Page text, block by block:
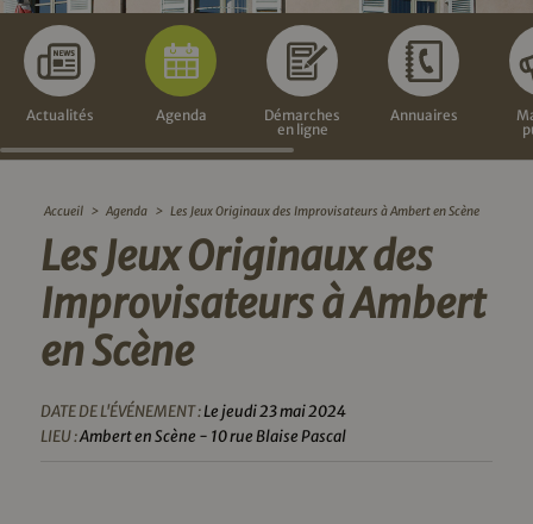
Actualités Agenda
Démarches
en ligne
Annuaires
Accueil > Agenda > Les Jeux Originaux des Improvisateurs à Ambert en Scène
Les Jeux Originaux des
Improvisateurs à Ambert
en Scène
DATE DE L'ÉVÉNEMENT :Le jeudi 23 mai 2024
LIEU :Ambert en Scène - 10 rue Blaise Pascal